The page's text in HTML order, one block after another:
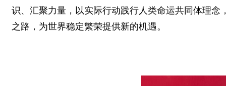
识、汇聚力量，以实际行动践行人类命运共同体理
之路，为世界稳定繁荣提供新的机遇。